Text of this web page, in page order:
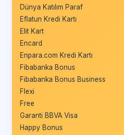
Dünya Katılım Paraf
Eflatun Kredi Kartı
Elit Kart
Encard
Enpara.com Kredi Kartı
Fibabanka Bonus
Fibabanka Bonus Business
Flexi
Free
Garanti BBVA Visa
Happy Bonus